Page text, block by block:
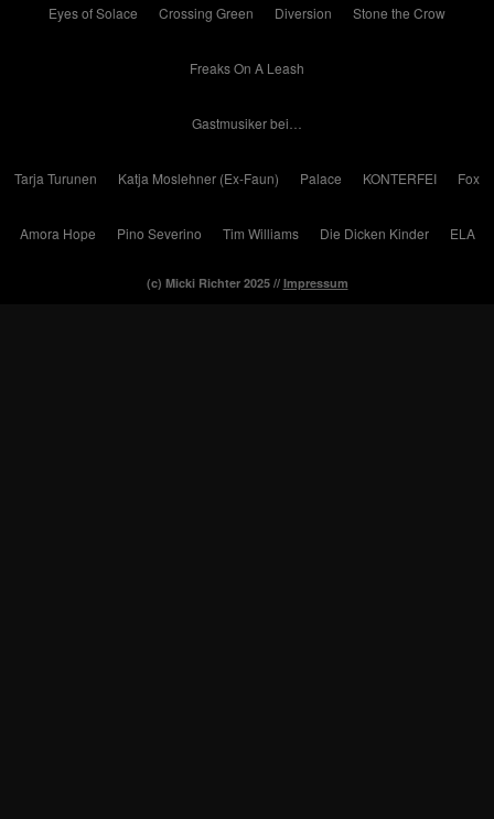
Eyes of Solace Crossing Green Diversion Stone the Crow
Freaks On A Leash
Gastmusiker bei…
Tarja Turunen Katja Moslehner (Ex-Faun) Palace KONTERFEI Fox
Amora Hope Pino Severino Tim Williams Die Dicken Kinder ELA
(c) Micki Richter 2025 // Impressum